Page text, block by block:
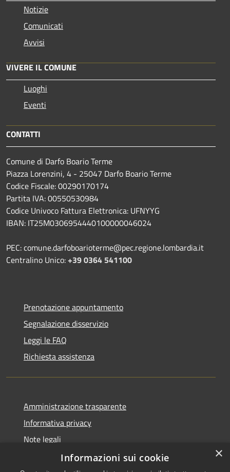
Notizie
Comunicati
Avvisi
VIVERE IL COMUNE
Luoghi
Eventi
CONTATTI
Comune di Darfo Boario Terme
Piazza Lorenzini, 4 - 25047 Darfo Boario Terme
Codice Fiscale: 00290170174
Partita IVA: 00550530984
Codice Univoco Fattura Elettronica: UFNYYG
IBAN: IT25M0306954440100000046024
PEC: comune.darfoboarioterme@pec.regione.lombardia.it
Centralino Unico:+39 0364 541100
Prenotazione appuntamento
Segnalazione disservizio
Leggi le FAQ
Richiesta assistenza
Amministrazione trasparente
Informativa privacy
Note legali
Dichiarazione di accessibilità
×
Informazioni sui cookie